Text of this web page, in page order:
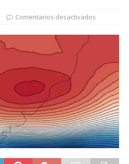
Comentarios desactivados